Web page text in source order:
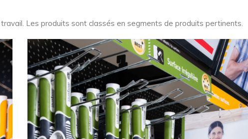
Les produits sont classés en segments de produits pertinents.